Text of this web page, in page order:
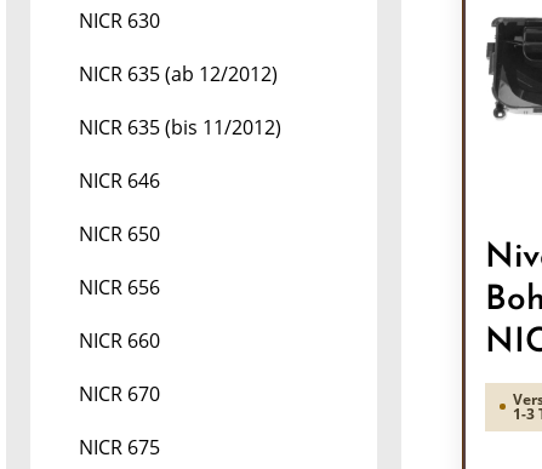
NICR 630
NICR 635 (ab 12/2012)
NICR 635 (bis 11/2012)
NICR 646
NICR 650
NICR 656
NICR 660
NICR 670
NICR 675
1-3